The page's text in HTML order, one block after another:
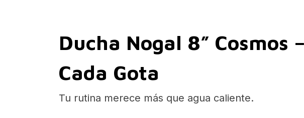
Ducha Nogal 8”
Cada Gota
Tu rutina merece más que agua caliente.